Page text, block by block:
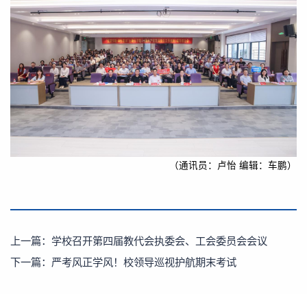
（通讯员：卢怡 编辑：车鹏）
上一篇： 学校召开第四届教代会执委会、工会委员会会议
下一篇： 严考风正学风！校领导巡视护航期末考试